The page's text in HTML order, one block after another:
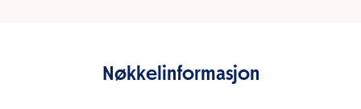
Nøkkelinformasjon